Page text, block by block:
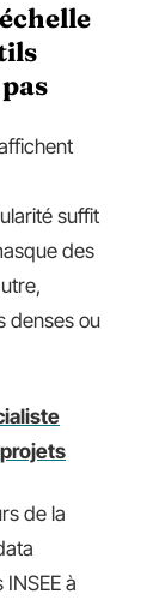
suffit
des
denses ou
de la
à